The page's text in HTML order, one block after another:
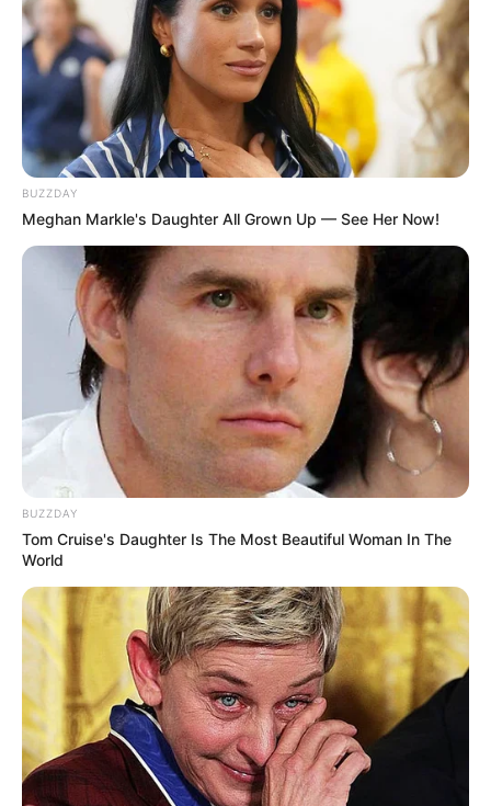
BUZZDAY
Meghan Markle's Daughter All Grown Up — See Her Now!
BUZZDAY
Tom Cruise's Daughter Is The Most Beautiful Woman In The
World